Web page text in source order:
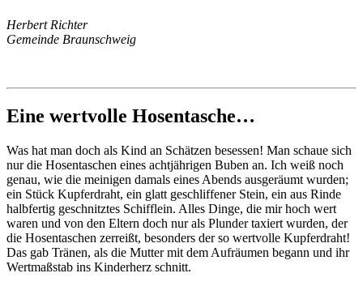
Herbert Richter
Gemeinde Braunschweig
Eine wertvolle Hosentasche…
Was hat man doch als Kind an Schätzen besessen! Man schaue sich
nur die Hosentaschen eines achtjährigen Buben an. Ich weiß noch
genau, wie die meinigen damals eines Abends ausgeräumt wurden;
ein Stück Kupferdraht, ein glatt geschliffener Stein, ein aus Rinde
halbfertig geschnitztes Schifflein. Alles Dinge, die mir hoch wert
waren und von den Eltern doch nur als Plunder taxiert wurden, der
die Hosentaschen zerreißt, besonders der so wertvolle Kupferdraht!
Das gab Tränen, als die Mutter mit dem Aufräumen begann und ihr
Wertmaßstab ins Kinderherz schnitt.